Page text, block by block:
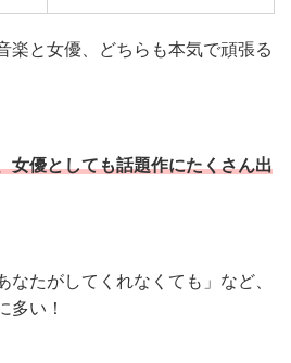
楽と女優、どちらも本気で頑張る
女優としても話題作にたくさん出
なたがしてくれなくても」など、
多い！